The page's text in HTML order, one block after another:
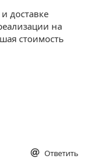
доставке
на
стоимость
Ответить